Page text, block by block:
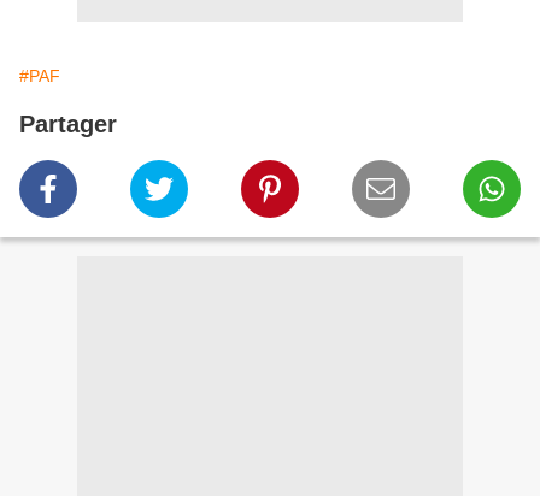
#PAF
Partager